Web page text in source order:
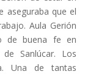
aseguraba que el
Aula Gerión
de buena fe en
Sanlúcar. Los
Una de tantas